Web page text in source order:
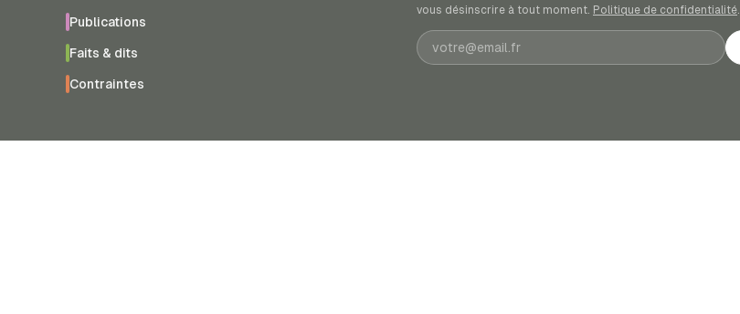
Publications
Faits & dits
Contraintes
vous désinscrire à tout moment. Politique de confidentialité.
Adresse e-mail